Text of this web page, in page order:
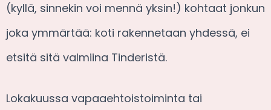
(kyllä, sinnekin voi mennä yksin!) kohtaat jonkun
joka ymmärtää: koti rakennetaan yhdessä, ei
etsitä sitä valmiina Tinderistä.
Lokakuussa vapaaehtoistoiminta tai